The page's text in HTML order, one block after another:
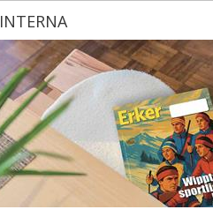
INTERNA